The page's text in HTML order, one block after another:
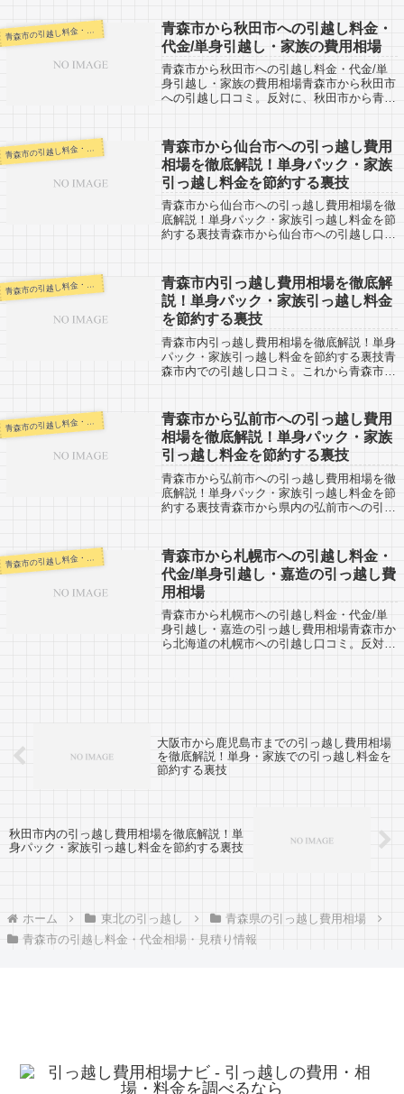
にしてください。青森市から愛知県名古屋
市...
青
青森市から秋田市への引越し料金・
代金/単身引越し・家族の費用相場
青森市から秋田市への引越し料金・代金/単
身引越し・家族の費用相場青森市から秋田市
への引越し口コミ。反対に、秋田市から青森
とやや距離があります。荷物の到着は当日
で...
青 森市の引越し料金・代金相場・見積り情報
青森市から仙台市への引っ越し費用
相場を徹底解説！単身パック・家族
引っ越し料金を節約する裏技
青森市から仙台市への引っ越し費用相場を徹
底解説！単身パック・家族引っ越し料金を節
約する裏技青森市から仙台市への引越し口コ
ら仙台市までは約350kmとかなりの長距...
青 森市の引越し料金・代金相場・見積り情報
青森市内引っ越し費用相場を徹底解
説！単身パック・家族引っ越し料金
を節約する裏技
青森市内引っ越し費用相場を徹底解説！単身
パック・家族引っ越し料金を節約する裏技青
森市内での引越し口コミ。これから青森市内
終わるケースがほとんどでしょう。近距離と
い...
青
青森市から弘前市への引っ越し費用
相場を徹底解説！単身パック・家族
引っ越し料金を節約する裏技
青森市から弘前市への引っ越し費用相場を徹
底解説！単身パック・家族引っ越し料金を節
約する裏技青森市から県内の弘前市への引越
森市から弘前市へは約50km弱と少し距離...
青
青森市から札幌市への引越し料金・
代金/単身引越し・嘉造の引っ越し費
用相場
青森市から札幌市への引越し料金・代金/単
身引越し・嘉造の引っ越し費用相場青森市か
ら北海道の札幌市への引越し口コミ。反対
大阪市から鹿児島市までの引っ越し費用相場
を徹底解説！単身・家族での引っ越し料金を
節約する裏技
秋田市内の引っ越し費用相場を徹底解説！単
身パック・家族引っ越し料金を節約する裏技
ホーム 東北の引っ越し
青森県の引っ越し費用相場
青森市の引越し料金・代金相場・見積り情報